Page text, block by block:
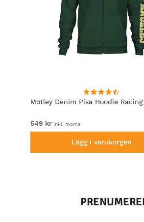
Motley Denim Pisa Hoodie Racing
549 kr inkl. moms
Lägg i varukorgen